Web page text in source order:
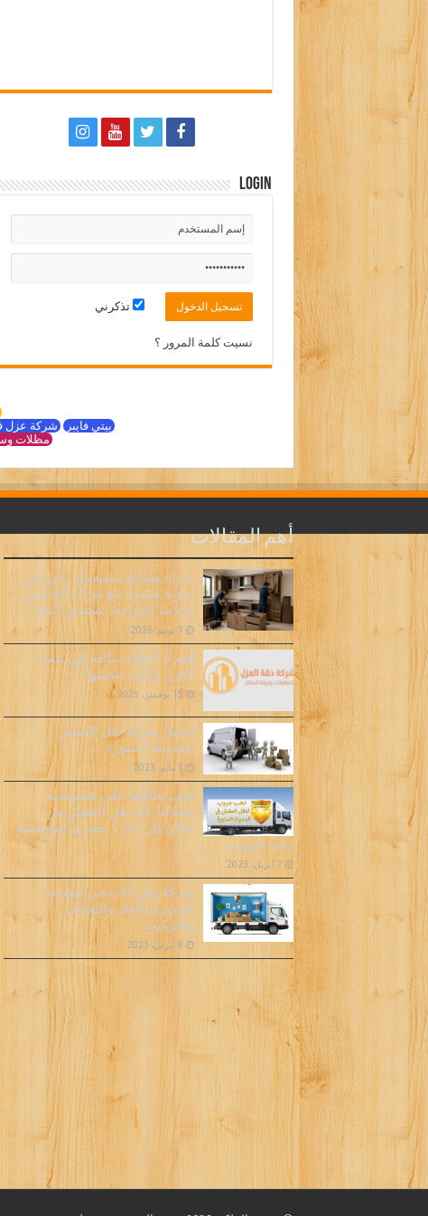
Login
تذكرني
نسيت كلمة المرور ؟
بيتي فايبر شركة عزل
مظلات
أهم المقالات
شراء مطابخ مستعملة بالرياض..
تجربة مميزة مع شركة العالمي
وخدمة احترافية تستحق الثقة
1 يونيو، 2026
أهم 5 أخطاء شائعة في تنفيذ
العزل وكيف تتجنبها
15 نوفمبر، 2025
اسعار شركة نقل العفش
بالمدينة المنورة
1 مايو، 2023
كيف نحافظ على خصوصية
عملائنا عند نقل العفش من
مكان إلى آخر؟ حصري لمؤسسة
دهب جروب
7 أبريل، 2023
شركة نقل أثاث فى المدينة
المنورة بالفك والتغليف
والتركيب
8 أبريل، 2023